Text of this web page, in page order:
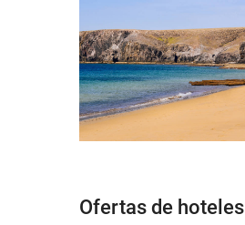
Ofertas de hoteles